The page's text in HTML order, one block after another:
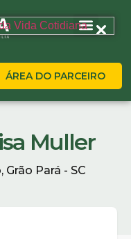
ÁREA DO PARCEIRO
Muller
Pará - SC